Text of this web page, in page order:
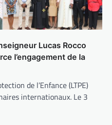
Lucas Rocco
l’engagement de la
de l’Enfance (LTPE)
internationaux. Le 3